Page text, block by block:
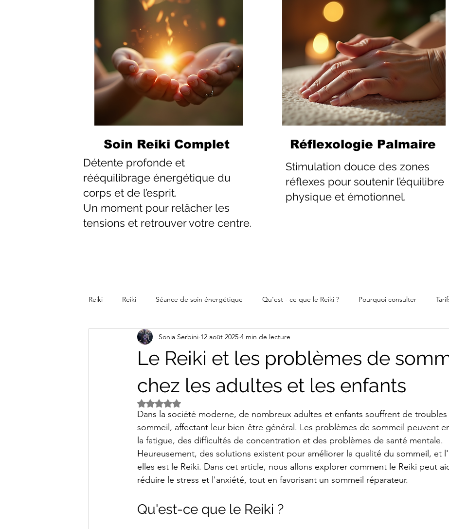
Détente profonde et
rééquilibrage énergétique du
corps et de l’esprit.
Un moment pour relâcher les
tensions et retrouver votre centre.
Soin Reiki Complet Réflexologie Palmaire
Stimulation douce des zones
réflexes pour soutenir l’équilibre
physique et émotionnel.
Reiki Reiki Séance de soin énergétique Qu'est - ce que le Reiki ? Pourquoi consulter
La parenthèse Reiki Méditative
Le Reiki et les problèmes de
chez les adultes et les enfants
Sonia Serbini 12 août 2025 4 min de lecture
Noté NaN étoiles sur 5.
Dans la société moderne, de nombreux adultes et enfants souffrent de troubles
sommeil, affectant leur bien-être général. Les problèmes de sommeil peuvent
la fatigue, des difficultés de concentration et des problèmes de santé mentale.
Heureusement, des solutions existent pour améliorer la qualité du sommeil, et
elles est le Reiki. Dans cet article, nous allons explorer comment le Reiki peut
réduire le stress et l'anxiété, tout en favorisant un sommeil réparateur.
Qu'est-ce que le Reiki ?